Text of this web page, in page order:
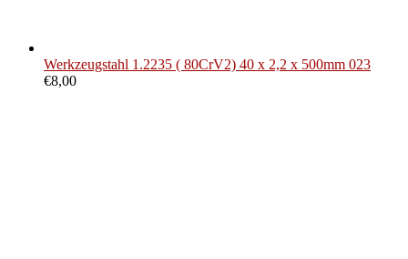
Werkzeugstahl 1.2235 ( 80CrV2) 40 x 2,2 x 500mm 023
€8,00